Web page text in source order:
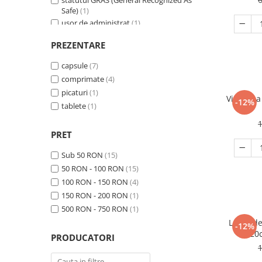
Multivitamine
boli inflamatorii intestinale
congestie nazala(1)
depresie si anxietate
disconfort respirator
dureri in gat (2)
extenuare
gat iritat (1)
hepatita
hpv (1)
imunitate
(5)
imunitate scazuta (4)
infectii urinare (1)
infectii virale (2)
oboseala (2)
oboseala severa(1)
Safe)(1)
usor de administrat(1)
PREZENTARE
capsule(7)
comprimate(4)
picaturi(1)
tablete(1)
PRET
Sub 50 RON (15)
50 RON - 100 RON (15)
100 RON - 150 RON (4)
150 RON - 200 RON (1)
500 RON - 750 RON (1)
PRODUCATORI
-12%
-12%
Lapte